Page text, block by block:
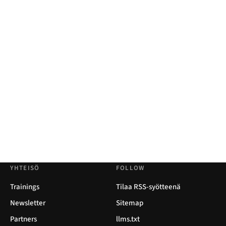
YHTEISÖ
Trainings
Newsletter
Partners
FOLLOW
Tilaa RSS-syötteenä
Sitemap
llms.txt